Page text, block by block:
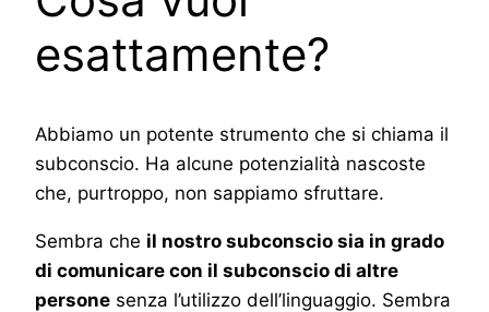
esattamente?
Abbiamo un potente strumento che si chiama il
subconscio. Ha alcune potenzialità nascoste
che, purtroppo, non sappiamo sfruttare.
Sembra che il nostro subconscio sia in grado
di comunicare con il subconscio di altre
persone senza l’utilizzo dell’linguaggio. Sembra